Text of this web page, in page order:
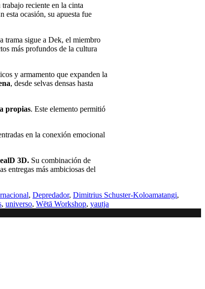
trabajo reciente en la cinta
esta ocasión, su apuesta fue
trama sigue a Dek, el miembro
más profundos de la cultura
y armamento que expanden la
, desde selvas densas hasta
propias. Este elemento permitió
en la conexión emocional
3D. Su combinación de
entregas más ambiciosas del
, Depredador, Dimitrius Schuster-Koloamatangi,
, universo, Wētā Workshop, yautja